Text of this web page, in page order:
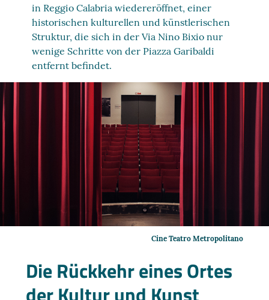
in Reggio Calabria wiedereröffnet, einer
historischen kulturellen und künstlerischen
Struktur, die sich in der Via Nino Bixio nur
wenige Schritte von der Piazza Garibaldi
entfernt befindet.
Cine Teatro Metropolitano
Die Rückkehr eines Ortes